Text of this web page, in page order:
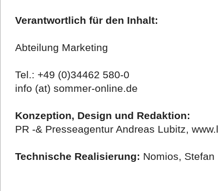
Verantwortlich für den Inhalt:
Abteilung Marketing
Tel.: +49 (0)34462 580-0
info (at) sommer-online.de
Konzeption, Design und Redaktion:
PR -& Presseagentur Andreas Lubitz,
Technische Realisierung: Nomios,